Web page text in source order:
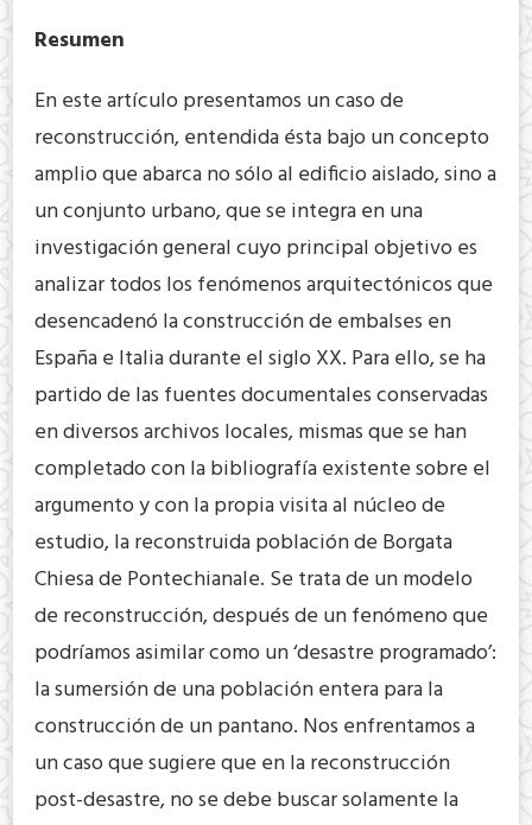
Resumen
En este artículo presentamos un caso de
reconstrucción, entendida ésta bajo un concepto
amplio que abarca no sólo al edificio aislado, sino a
un conjunto urbano, que se integra en una
investigación general cuyo principal objetivo es
analizar todos los fenómenos arquitectónicos que
desencadenó la construcción de embalses en
España e Italia durante el siglo XX. Para ello, se ha
partido de las fuentes documentales conservadas
en diversos archivos locales, mismas que se han
completado con la bibliografía existente sobre el
argumento y con la propia visita al núcleo de
estudio, la reconstruida población de Borgata
Chiesa de Pontechianale. Se trata de un modelo
de reconstrucción, después de un fenómeno que
podríamos asimilar como un ‘desastre programado’:
la sumersión de una población entera para la
construcción de un pantano. Nos enfrentamos a
un caso que sugiere que en la reconstrucción
post-desastre, no se debe buscar solamente la